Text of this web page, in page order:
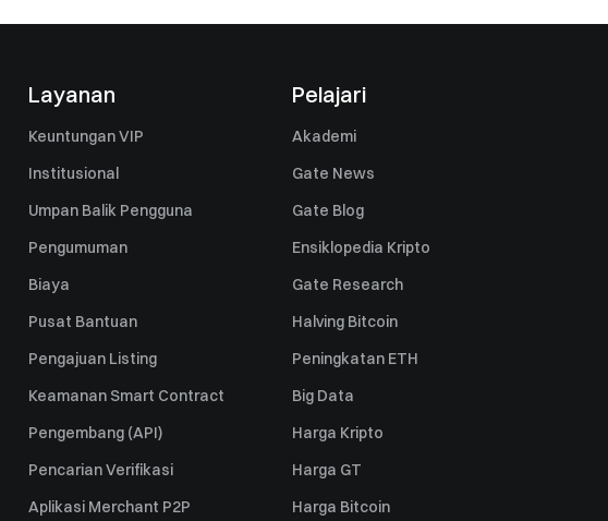
Layanan
Keuntungan VIP
Institusional
Umpan Balik Pengguna
Pengumuman
Biaya
Pusat Bantuan
Pengajuan Listing
Keamanan Smart Contract
Pengembang (API)
Pencarian Verifikasi
Aplikasi Merchant P2P
Pelajari
Akademi
Gate News
Gate Blog
Ensiklopedia Kripto
Gate Research
Halving Bitcoin
Peningkatan ETH
Big Data
Harga Kripto
Harga GT
Harga Bitcoin